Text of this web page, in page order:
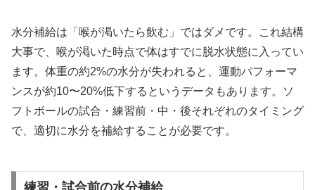
水分補給は「喉が渇いたら飲む」ではダメです。これ結構
大事で、喉が渇いた時点で体はすでに脱水状態に入ってい
ます。体重の約2%の水分が失われると、運動パフォーマ
ンスが約10〜20%低下するというデータもあります。ソ
フトボールの試合・練習前・中・後それぞれのタイミング
で、適切に水分を補給することが必要です。
練習・試合前の水分補給